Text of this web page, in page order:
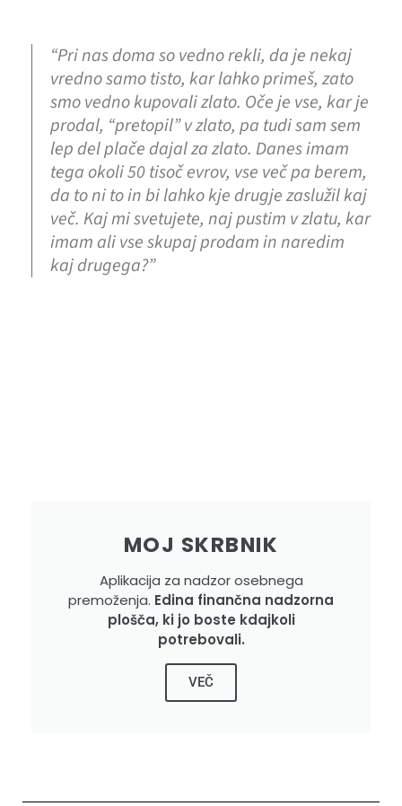
“Pri nas doma so vedno rekli, da je nekaj
vredno samo tisto, kar lahko primeš, zato
smo vedno kupovali zlato. Oče je vse, kar je
prodal, “pretopil” v zlato, pa tudi sam sem
lep del plače dajal za zlato. Danes imam
tega okoli 50 tisoč evrov, vse več pa berem,
da to ni to in bi lahko kje drugje zaslužil kaj
več. Kaj mi svetujete, naj pustim v zlatu, kar
imam ali vse skupaj prodam in naredim
kaj drugega?”
MOJ SKRBNIK
Aplikacija za nadzor osebnega
premoženja. Edina finančna nadzorna
plošča, ki jo boste kdajkoli
potrebovali.
VEČ